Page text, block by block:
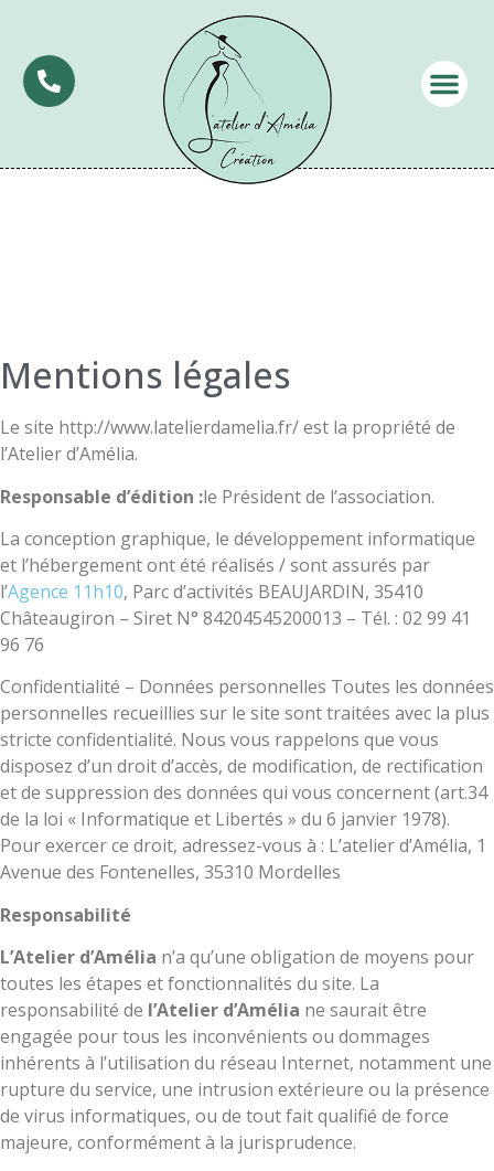
Mentions légales
Le site http://www.latelierdamelia.fr/ est la propriété de
l’Atelier d’Amélia.
Responsable d’édition :le Président de l’association.
La conception graphique, le développement informatique
et l’hébergement ont été réalisés / sont assurés par
l’Agence 11h10, Parc d’activités BEAUJARDIN, 35410
Châteaugiron – Siret N° 84204545200013 – Tél. : 02 99 41
96 76
Confidentialité – Données personnelles Toutes les données
personnelles recueillies sur le site sont traitées avec la plus
stricte confidentialité. Nous vous rappelons que vous
disposez d’un droit d’accès, de modification, de rectification
et de suppression des données qui vous concernent (art.34
de la loi « Informatique et Libertés » du 6 janvier 1978).
Pour exercer ce droit, adressez-vous à : L’atelier d’Amélia, 1
Avenue des Fontenelles, 35310 Mordelles
Responsabilité
L’Atelier d’Amélia n’a qu’une obligation de moyens pour
toutes les étapes et fonctionnalités du site. La
responsabilité de l’Atelier d’Amélia ne saurait être
engagée pour tous les inconvénients ou dommages
inhérents à l’utilisation du réseau Internet, notamment une
rupture du service, une intrusion extérieure ou la présence
de virus informatiques, ou de tout fait qualifié de force
majeure, conformément à la jurisprudence.